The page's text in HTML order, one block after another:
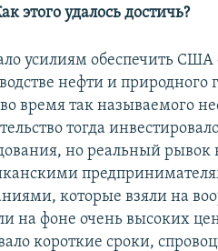
этого удалось достичь?
усилиям обеспечить США
нефти и природного
время так называемого
тогда
но реальный рывок
которые взяли на
на фоне очень высоких
короткие сроки,